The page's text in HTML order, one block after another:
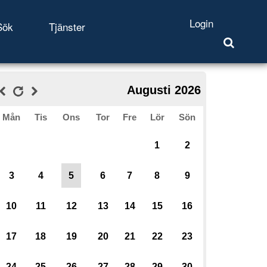
Tjänster Login
Augusti 2026
Mån Tis Ons Tor Fre Lör Sön
1 2
3 4 5 6 7 8 9
10 11 12 13 14 15 16
17 18 19 20 21 22 23